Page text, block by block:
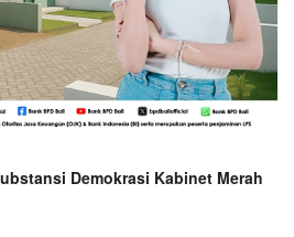
Demokrasi Kabinet Merah